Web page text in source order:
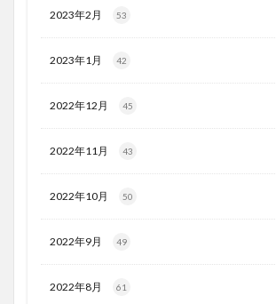
2023年2月 53
2023年1月 42
2022年12月 45
2022年11月 43
2022年10月 50
2022年9月 49
2022年8月 61